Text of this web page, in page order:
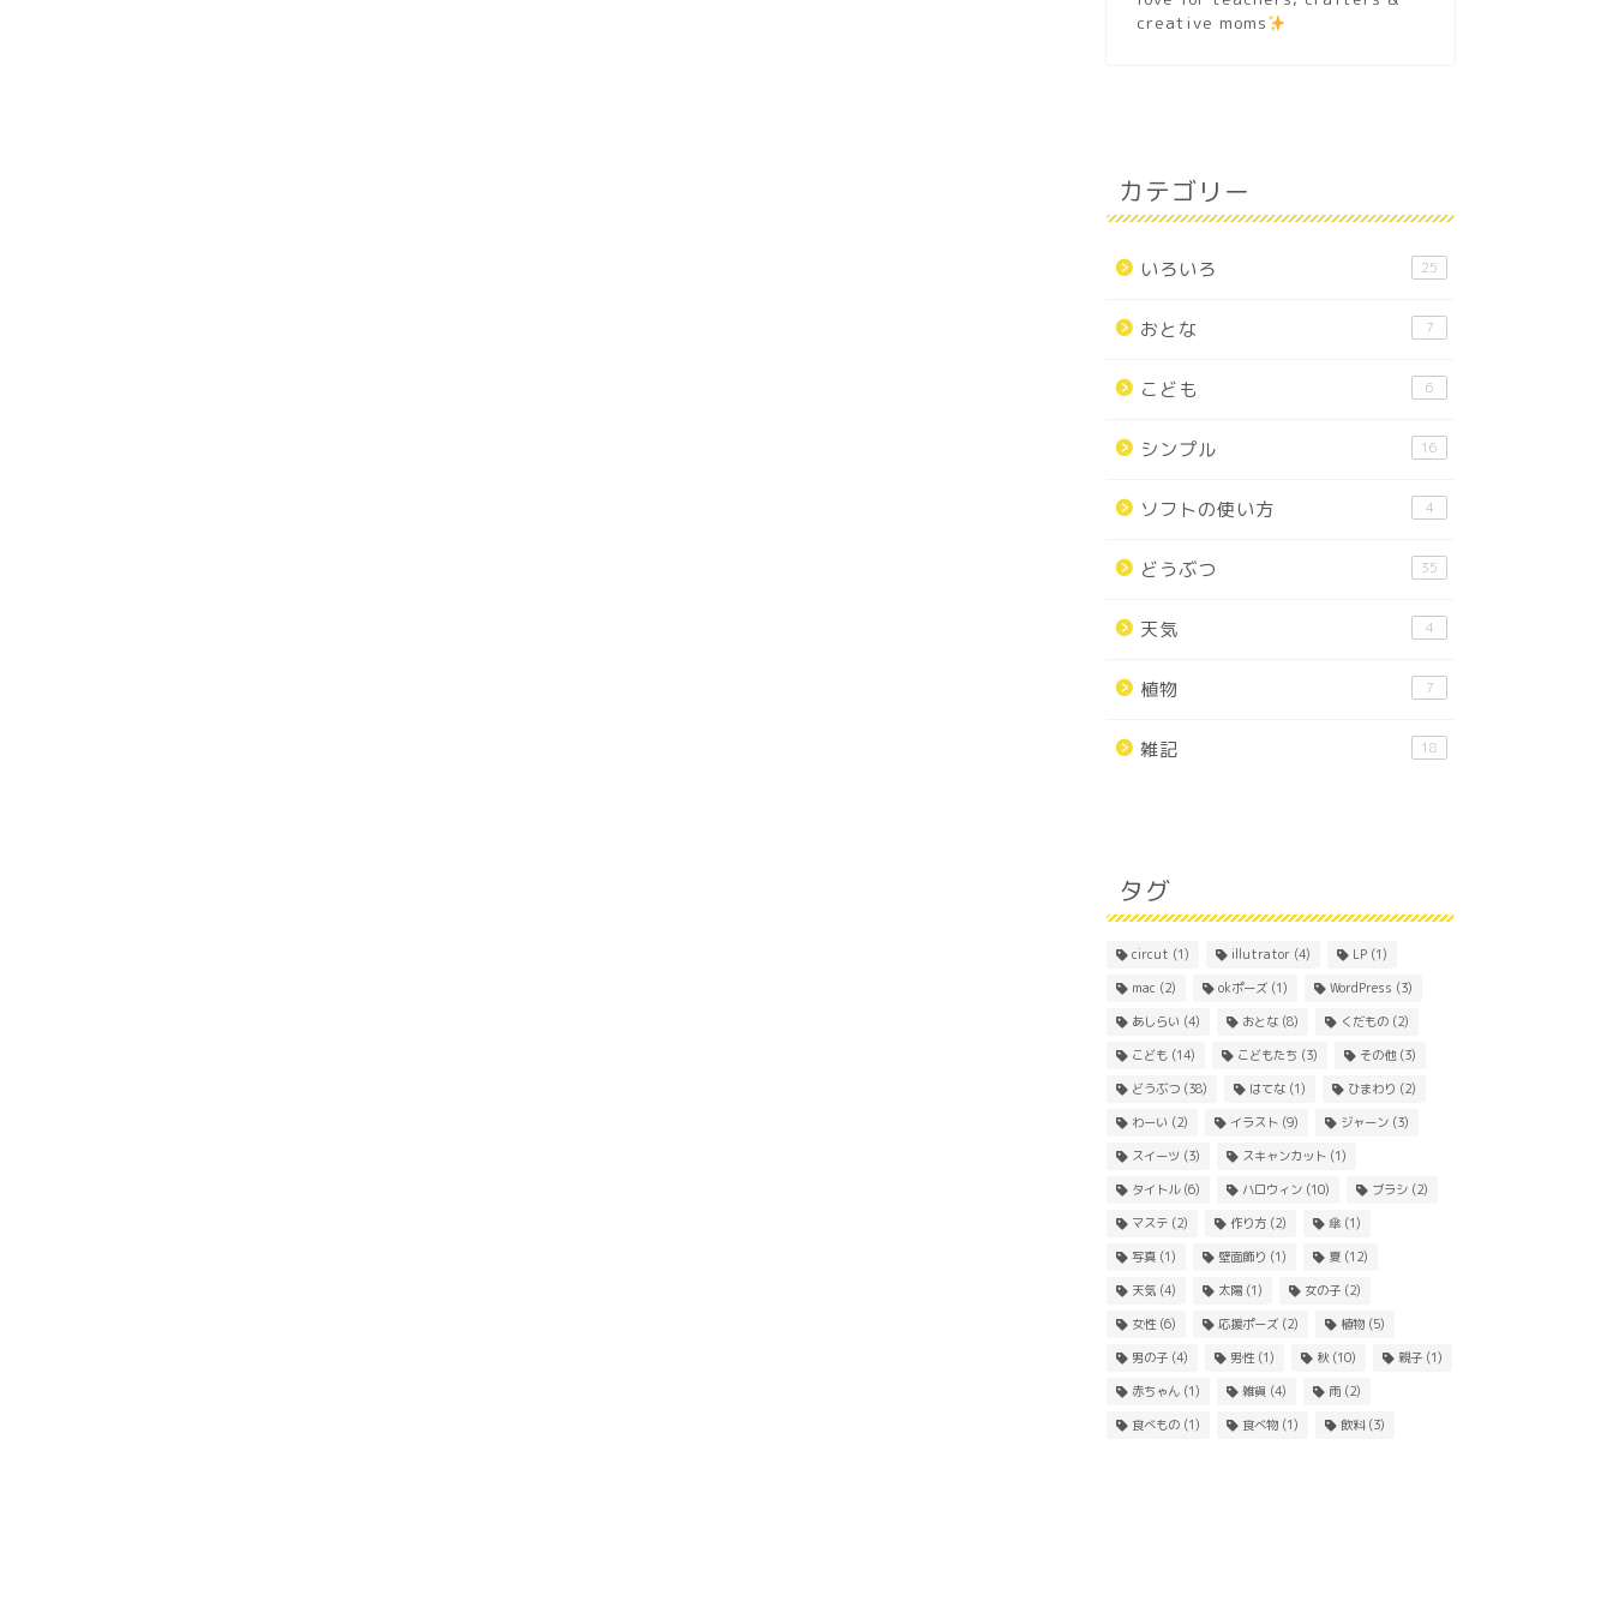
creative moms
カテゴリー
いろいろ 25
おとな 7
こども 6
シンプル 16
ソフトの使い方 4
どうぶつ 35
天気 4
植物 7
雑記 18
タグ
circut (1) illutrator(4) LP(1)
mac (2) okポーズ(1) WordPress (3)
あしらい (4) おとな(8) くだもの(2)
こども(14) こどもたち (3) その他(3)
どうぶつ(38) はてな(1) ひまわり (2)
わーい (2) イラスト(9) ジャーン(3)
スイーツ (3) スキャンカット(1)
タイトル(6) ハロウィン(10) ブラシ(2)
マステ(2) 作り方(2) 傘(1)
写真(1) 壁面飾り (1) 夏(12)
天気(4) 太陽(1) 女の子(2)
女性(6) 応援ポーズ(2) 植物(5)
男の子(4) 男性(1) 秋(10) 親子(1)
赤ちゃん(1) 雑貨 (4) 雨(2)
食べもの(1) 食べ物(1) 飲料(3)